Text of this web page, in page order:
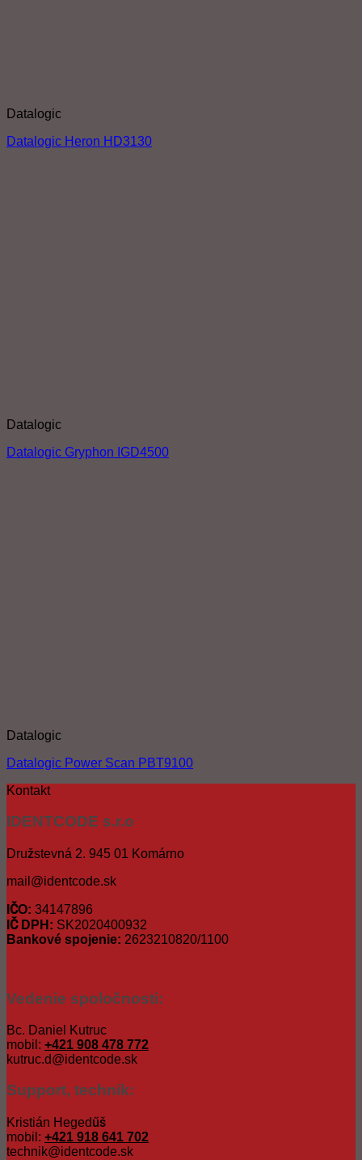
Datalogic
Datalogic Heron HD3130
Datalogic
Datalogic Gryphon IGD4500
Datalogic
Datalogic Power Scan PBT9100
Kontakt
IDENTCODE s.r.o
Družstevná 2. 945 01 Komárno
mail@identcode.sk
IČO: 34147896
IČ DPH: SK2020400932
Bankové spojenie: 2623210820/1100
Vedenie spoločnosti:
Bc. Daniel Kutruc
mobil: +421 908 478 772
kutruc.d@identcode.sk
Support, technik:
Kristián Hegedűš
mobil: +421 918 641 702
technik@identcode.sk